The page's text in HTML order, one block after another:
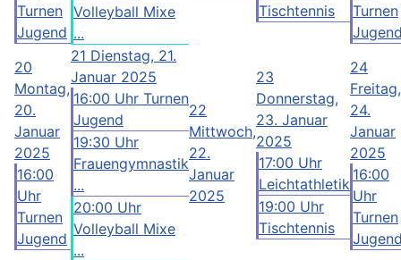
Turnen
Jugend
Volleyball Mixe
...
Tischtennis
Turnen
20
Montag,
20.
Januar
2025
16:00
Uhr
Turnen
Jugend
21 Dienstag, 21.
Januar 2025
16:00 Uhr Turnen
Jugend
19:30 Uhr
Frauengymnastik
...
20:00 Uhr
Volleyball Mixe
...
22
Mittwoch,
22.
Januar
2025
23
Donnerstag,
23. Januar
2025
17:00 Uhr
Leichtathletik
19:00 Uhr
Tischtennis
24
Freitag,
24.
Januar
2025
16:00
Uhr
Turnen